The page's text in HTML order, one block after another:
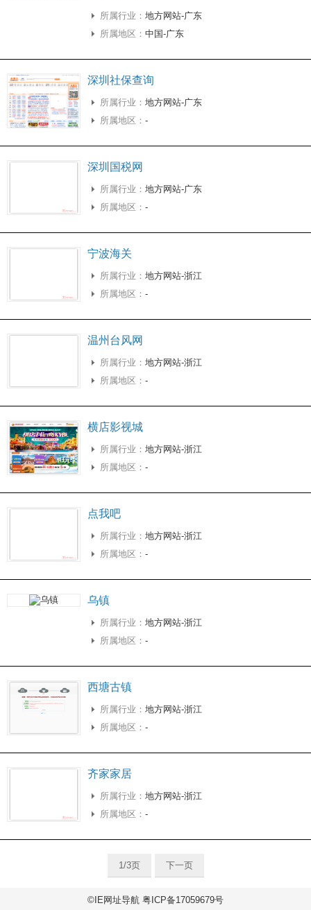
所属行业： 地方网站-广东
所属地区： 中国-广东
深圳社保查询
所属行业： 地方网站-广东
所属地区： -
深圳国税网
所属行业： 地方网站-广东
所属地区： -
宁波海关
所属行业： 地方网站-浙江
所属地区： -
温州台风网
所属行业： 地方网站-浙江
所属地区： -
横店影视城
所属行业： 地方网站-浙江
所属地区： -
点我吧
所属行业： 地方网站-浙江
所属地区： -
乌镇
所属行业： 地方网站-浙江
所属地区： -
西塘古镇
所属行业： 地方网站-浙江
所属地区： -
齐家家居
所属行业： 地方网站-浙江
所属地区： -
1/3页 下一页
©IE网址导航 粤ICP备17059679号